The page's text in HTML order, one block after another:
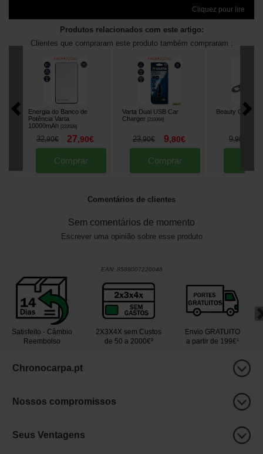
Cliquez pour lire
Produtos relacionados com este artigo:
Clientes que compraram este produto também compraram :
Energia do Banco de
Potência Varta
10000mAh [222028]
32,90€ 27,90€
Comprar
Varta Dual USB Car
Charger [219364]
23,90€ 9,80€
Comprar
Beauty Carp
9,90
Comentários de clientes
Sem comentários de momento
Escrever uma opinião sobre esse produto
EAN: 8588007220048
Satisfeito - Câmbio
Reembolso
2X3X4X sem Custos
de 50 a 2000€²
Envio GRATUITO
a partir de 199€¹
Chronocarpa.pt
Nossos compromissos
Seus Ventagens